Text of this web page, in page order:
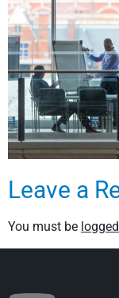
Leave a
You must be